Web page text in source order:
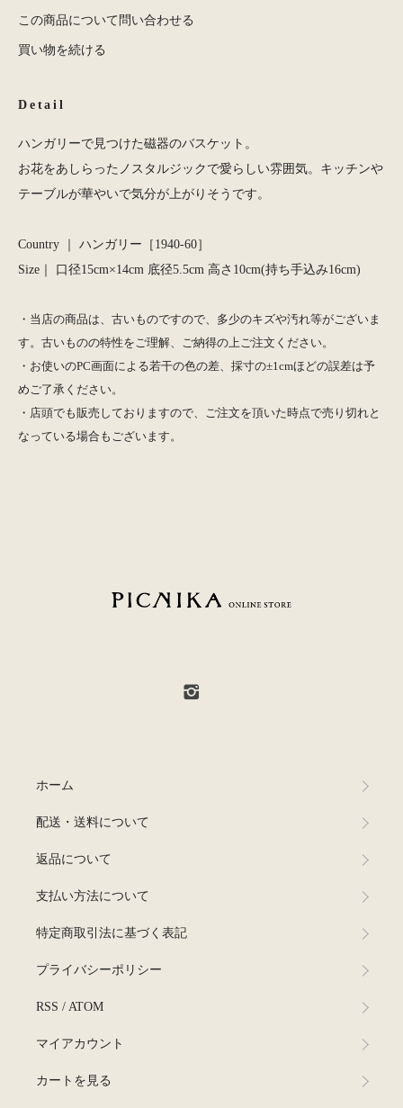
この商品について問い合わせる
買い物を続ける
Detail
ハンガリーで見つけた磁器のバスケット。
お花をあしらったノスタルジックで愛らしい雰囲気。キッチンや
テーブルが華やいで気分が上がりそうです。
Country ｜ ハンガリー［1940-60］
Size｜ 口径15cm×14cm 底径5.5cm 高さ10cm(持ち手込み16cm)
・当店の商品は、古いものですので、多少のキズや汚れ等がございま
す。古いものの特性をご理解、ご納得の上ご注文ください。
・お使いのPC画面による若干の色の差、採寸の±1cmほどの誤差は予
めご了承ください。
・店頭でも販売しておりますので、ご注文を頂いた時点で売り切れと
なっている場合もございます。
ホーム
配送・送料について
返品について
支払い方法について
特定商取引法に基づく表記
プライバシーポリシー
RSS / ATOM
マイアカウント
カートを見る